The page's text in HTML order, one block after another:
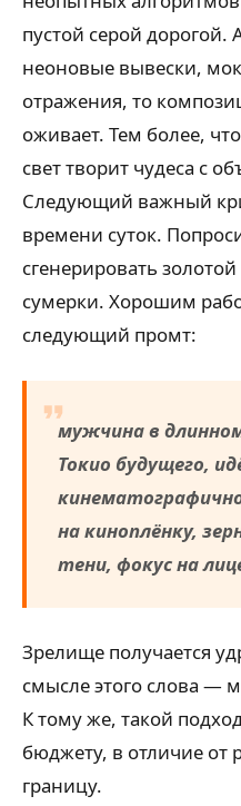
пустой серой дорогой.
неоновые вывески,
отражения, то
оживает. Тем более,
свет творит чудеса с
Следующий важный
времени суток.
сгенерировать
сумерки. Хорошим
следующий промт:
мужчина в
Токио будущего,
на киноплёнку,
тени, фокус на
Зрелище получается
смысле этого слова —
К тому же, такой
бюджету, в отличие от
границу.